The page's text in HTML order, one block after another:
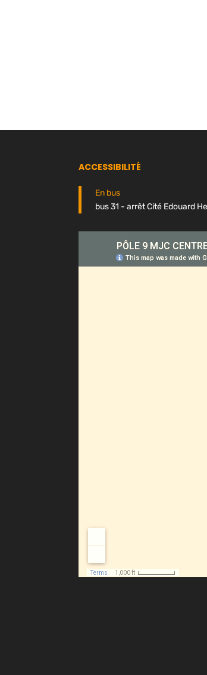
ACCESSIBILITÉ
En bus
bus 31 - arrêt Cité Edouard